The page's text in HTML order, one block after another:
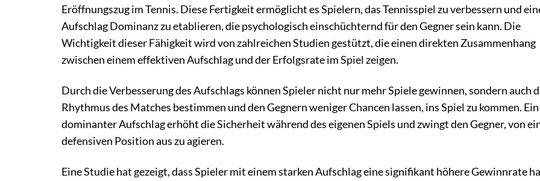
Eröffnungszug im Tennis. Diese Fertigkeit ermöglicht es Spielern, das Tennisspiel zu verbessern und
Aufschlag Dominanz zu etablieren, die psychologisch einschüchternd für den Gegner sein kann. Die
Wichtigkeit dieser Fähigkeit wird von zahlreichen Studien gestützt, die einen direkten Zusammenhang
zwischen einem effektiven Aufschlag und der Erfolgsrate im Spiel zeigen.
Durch die Verbesserung des Aufschlags können Spieler nicht nur mehr Spiele gewinnen, sondern auch
Rhythmus des Matches bestimmen und den Gegnern weniger Chancen lassen, ins Spiel zu kommen. Ein
dominanter Aufschlag erhöht die Sicherheit während des eigenen Spiels und zwingt den Gegner, von
defensiven Position aus zu agieren.
Eine Studie hat gezeigt, dass Spieler mit einem starken Aufschlag eine signifikant höhere Gewinnrate